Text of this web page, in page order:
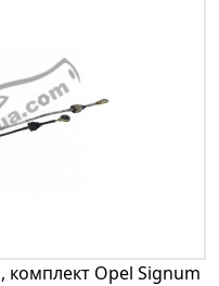
комплект Opel Signum